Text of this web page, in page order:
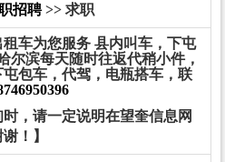
招聘>> 求职
车为您服务 县内叫车，下屯
尔滨每天随时往返代稍小件，
包车，代驾，电瓶搭车，联
时，请一定说明在望奎信息网
！】